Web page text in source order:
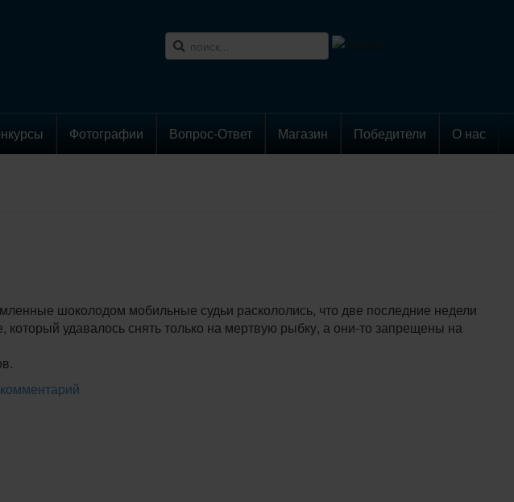
Фотографии Вопрос-Ответ Магазин Победители О нас
шоколодом мобильные судьи раскололись, что две последние недели
который удавалось снять только на мертвую рыбку, а они-то запрещены на